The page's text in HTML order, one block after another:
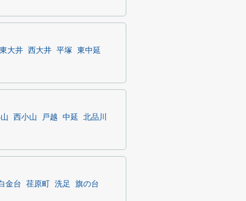
東大井 西大井 平塚 東中延
西小山 戸越 中延
北品川
金台 荏原町 洗足
旗の台